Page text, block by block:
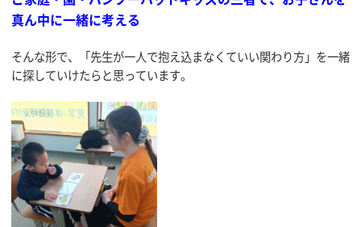
真ん中に一緒に考える
そんな形で、「先生が一人で抱え込まなくていい関わり方」を一緒
に探していけたらと思っています。